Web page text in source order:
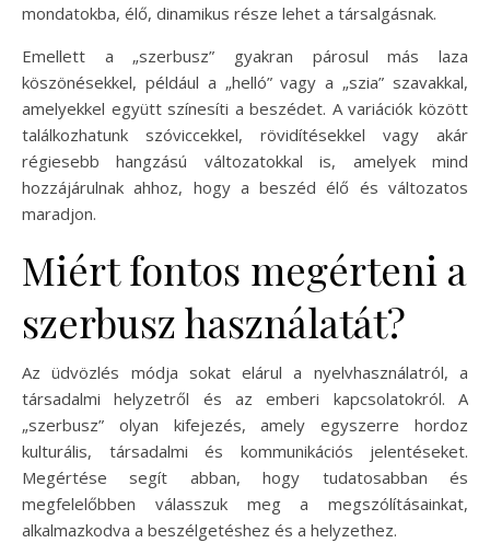
mondatokba, élő, dinamikus része lehet a társalgásnak.
Emellett a „szerbusz” gyakran párosul más laza
köszönésekkel, például a „helló” vagy a „szia” szavakkal,
amelyekkel együtt színesíti a beszédet. A variációk között
találkozhatunk szóviccekkel, rövidítésekkel vagy akár
régiesebb hangzású változatokkal is, amelyek mind
hozzájárulnak ahhoz, hogy a beszéd élő és változatos
maradjon.
Miért fontos megérteni a
szerbusz használatát?
Az üdvözlés módja sokat elárul a nyelvhasználatról, a
társadalmi helyzetről és az emberi kapcsolatokról. A
„szerbusz” olyan kifejezés, amely egyszerre hordoz
kulturális, társadalmi és kommunikációs jelentéseket.
Megértése segít abban, hogy tudatosabban és
megfelelőbben válasszuk meg a megszólításainkat,
alkalmazkodva a beszélgetéshez és a helyzethez.